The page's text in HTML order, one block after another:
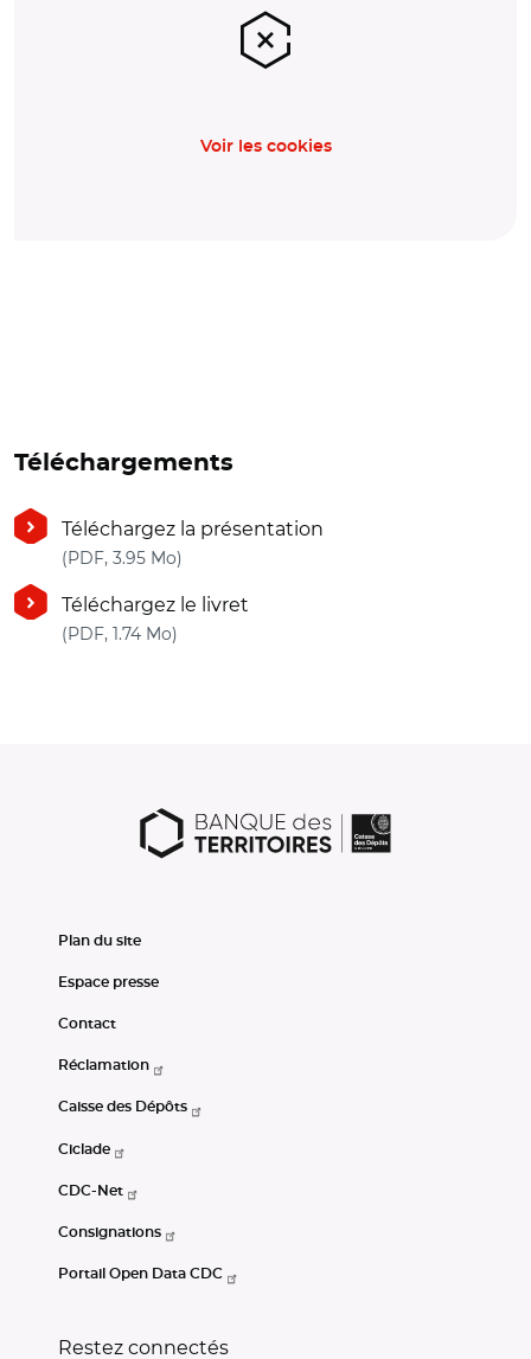
Voir les cookies
Téléchargements
Téléchargez la présentation
(PDF, 3.95 Mo)
Téléchargez le livret
(PDF, 1.74 Mo)
Plan du site
Espace presse
Contact
Réclamation
Caisse des Dépôts
Ciclade
CDC-Net
Consignations
Portail Open Data CDC
Restez connectés